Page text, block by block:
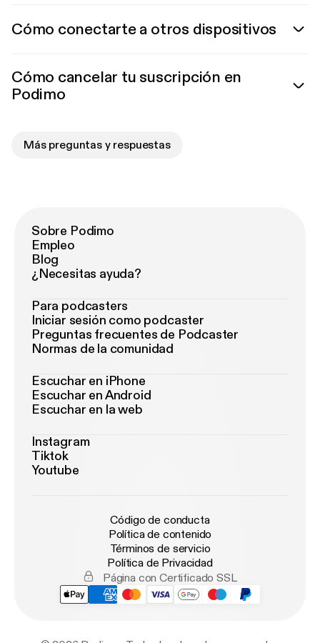
Cómo conectarte a otros dispositivos
Cómo cancelar tu suscripción en
Podimo
Más preguntas y respuestas
Sobre Podimo
Empleo
Blog
¿Necesitas ayuda?
Para podcasters
Iniciar sesión como podcaster
Preguntas frecuentes de Podcaster
Normas de la comunidad
Escuchar en iPhone
Escuchar en Android
Escuchar en la web
Instagram
Tiktok
Youtube
Código de conducta
Política de contenido
Términos de servicio
Política de Privacidad
Página con Certificado SSL